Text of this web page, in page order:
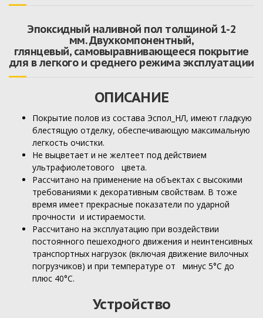
Эпоксидный наливной пол толщиной 1-2
мм. Двухкомпонентный,
глянцевый, самовыравнивающееся покрытие
для в легкого и среднего режима эксплуатации
ОПИСАНИЕ
Покрытие полов из состава Эспол_НЛ, имеют гладкую
блестящую отделку, обеспечивающую максимальную
легкость очистки.
Не выцветает и не желтеет под действием
ультрафиолетового цвета.
Рассчитано на применение на объектах с высокими
требованиями к декоративным свойствам. В тоже
время имеет прекрасные показатели по ударной
прочности и истираемости.
Рассчитано на эксплуатацию при воздействии
постоянного пешеходного движения и неинтенсивных
транспортных нагрузок (включая движение вилочных
погрузчиков) и при температуре от минус 5°С до
плюс 40°С.
Устройство